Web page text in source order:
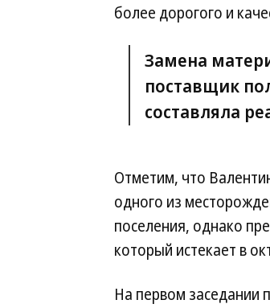
более дорогого и
Замена
поставщик
составляла
Отметим, что
одного из
поселения, однако
который истекает в
На первом заседании